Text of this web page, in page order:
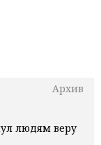
Архив
людям веру